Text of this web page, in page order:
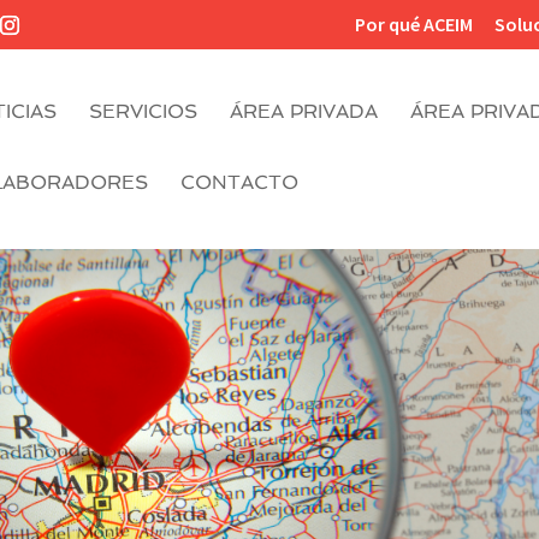
Por qué ACEIM
SERVICIOS ÁREA PRIVADA ÁREA
CONTACTO